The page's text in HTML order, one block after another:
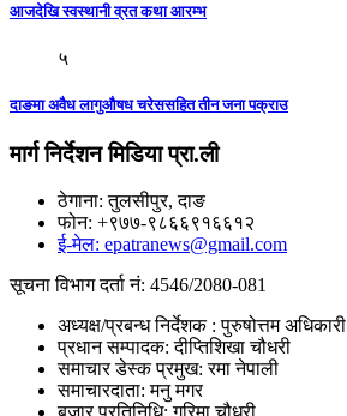
आजदेखि स्वस्थानी व्रत कथा आरम्भ
५
दाङमा अवैध लागुऔषध चरेससहित तीन जना पक्राउ
मार्ग निर्देशन मिडिया प्रा.ली
ठेगाना: तुलसीपुर, दाङ
फोन: +९७७-९८६६९१६६१२
ई-मेल: epatranews@gmail.com
सूचना विभाग दर्ता नं: 4546/2080-081
अध्यक्ष/प्रबन्ध निर्देशक : पुरुषोत्तम अधिकारी
प्रधान सम्पादक: दीप्तिशिखा चौधरी
समाचार डेस्क प्रमुख: रमा नेपाली
समाचारदाता: मनु मगर
बजार प्रतिनिधि: गरिमा चौधरी